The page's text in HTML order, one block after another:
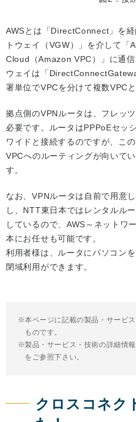
AWSとは「DirectConnect」を
トウェイ（VGW）」を介して
Cloud（Amazon VPC）」に通
ウェイは「
署単位でVPCを分けて複数VPC
拠点側のVPNルータは、フレッ
必要です。ルータはPPPoEセッ
ワイドと接続するのですが、こ
VPCへのルーティングが向いて
す。
なお、VPNルータは自前で用意
し、NTT東日本ではレンタルル
しているので、AWS～ネットワ
本にお任せも可能です。
利用者様は、ルータにパソコン
閉域利用ができます。
本ページに記載の製品・サービ
ものです。
製品・サービス・技術の詳細情
をご参照下さい。
クロスコネク